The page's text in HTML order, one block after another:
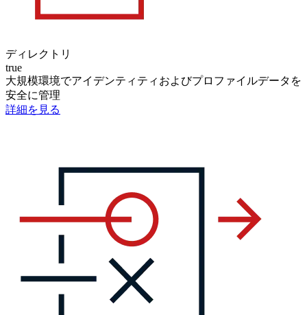
ディレクトリ
true
大規模環境でアイデンティティおよびプロファイルデータを
安全に管理
詳細を見る